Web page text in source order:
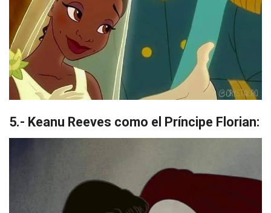
5.- Keanu Reeves como el Príncipe Florian: